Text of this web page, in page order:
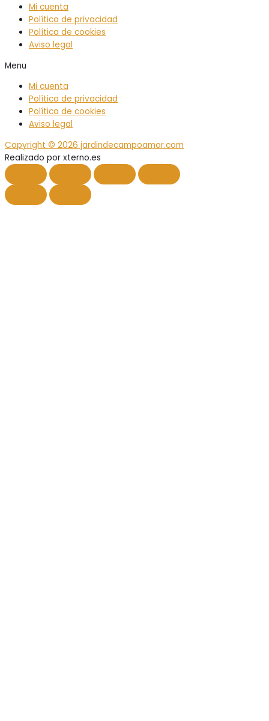
Mi cuenta
Política de privacidad
Política de cookies
Aviso legal
Menu
Mi cuenta
Política de privacidad
Política de cookies
Aviso legal
Copyright © 2026 jardindecampoamor.com
Realizado por xterno.es